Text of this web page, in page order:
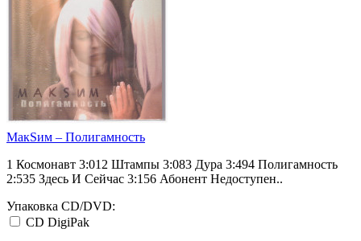
МакSим ‎– Полигамность
1 Космонавт 3:012 Штампы 3:083 Дура 3:494 Полигамность
2:535 Здесь И Сейчас 3:156 Абонент Недоступен..
Упаковка CD/DVD:
CD DigiPak